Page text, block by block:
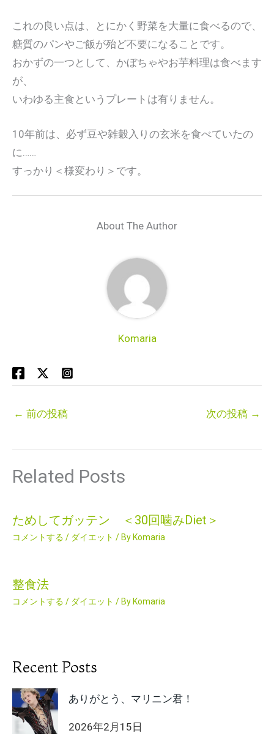
これの良い点は、とにかく野菜を大量に食べるので、
糖質のパンやご飯が殆ど不要になることです。
おかずの一つとして、かぼちゃやお芋料理は食べます
が、
いわゆる主食というプレートは有りません。
10年前は、必ず豆や雑穀入りの玄米を食べていたの
に……
すっかり＜様変わり＞です。
About The Author
Komaria
← 前の投稿 次の投稿 →
Related Posts
ためしてガッテン ＜30回噛みDiet＞
コメントする / ダイエット / By Komaria
整食法
コメントする / ダイエット / By Komaria
Recent Posts
ありがとう、マリニン君！
2026年2月15日